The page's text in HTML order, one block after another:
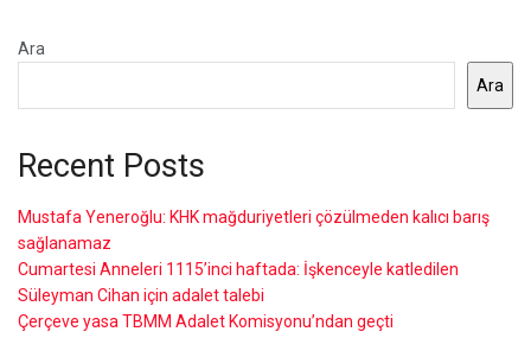
Ara
Ara
Recent Posts
Mustafa Yeneroğlu: KHK mağduriyetleri çözülmeden kalıcı barış
sağlanamaz
Cumartesi Anneleri 1115’inci haftada: İşkenceyle katledilen
Süleyman Cihan için adalet talebi
Çerçeve yasa TBMM Adalet Komisyonu’ndan geçti